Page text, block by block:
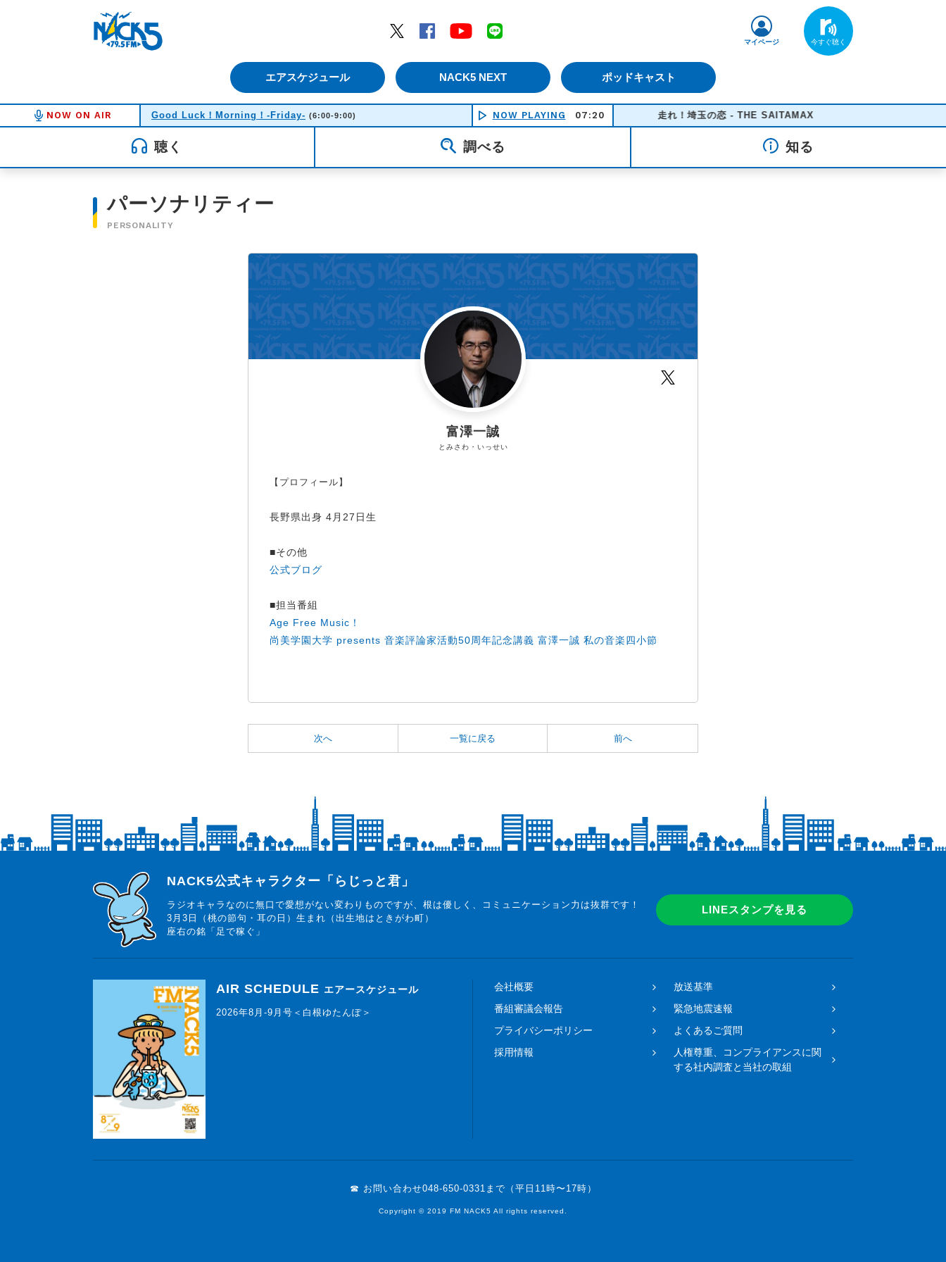
Twitter
Facebook YouTube
エアスケジュール NACK5 NEXT ポッドキャスト
マイページ
NOW ON AIR Good Luck！Morning！-Friday- (6:00-9:00) NOW PLAYING 07:20 走れ！埼玉の恋 - THE SAITAMAX
聴く 調べる 知る
パーソナリティー
PERSONALITY
富澤一誠
とみさわ・いっせい
【プロフィール】
長野県出身 4月27日生
■その他
公式ブログ
■担当番組
Age Free Music！
尚美学園大学 presents 音楽評論家活動50周年記念講義 富澤一誠 私の音楽四小節
次へ 一覧に戻る 前へ
らじっと君
NACK5公式キャラクター「らじっと君」
ラジオキャラなのに無口で愛想がない変わりものですが、根は優しく、コミュニケーション力は抜群です！
3月3日（桃の節句・耳の日）生まれ（出生地はときがわ町）
座右の銘「足で稼ぐ」
LINEスタンプを見る
AIR SCHEDULE エアースケジュール
2026年8月-9月号＜白根ゆたんぽ＞
会社概要
放送基準
番組審議会報告
緊急地震速報
プライバシーポリシー
よくあるご質問
採用情報
人権尊重、コンプライアンスに関
する社内調査と当社の取組
☎ お問い合わせ048-650-0331まで（平日11時〜17時）
Copyright © 2019 FM NACK5 All rights reserved.